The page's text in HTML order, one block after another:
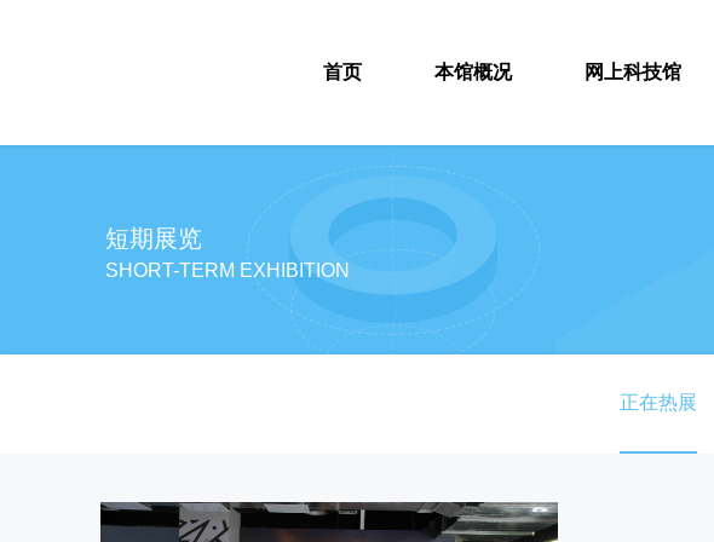
首页 本馆概况 网上科技馆
短期展览
SHORT-TERM EXHIBITION
正在热展